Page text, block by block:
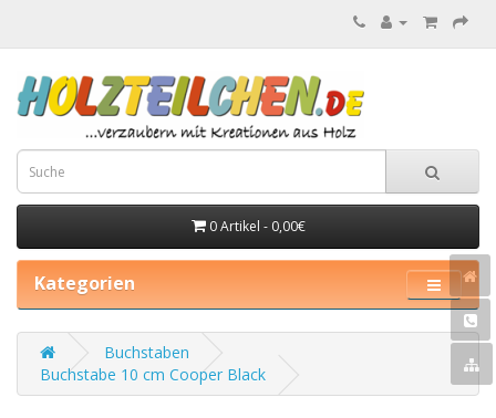
0 Artikel - 0,00€
Kategorien
Buchstaben
Buchstabe 10 cm Cooper Black